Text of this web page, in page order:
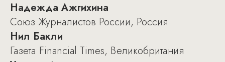
Надежда Ажгихина
Союз Журналистов России, Россия
Нил Бакли
Газета Financial Times, Великобритания